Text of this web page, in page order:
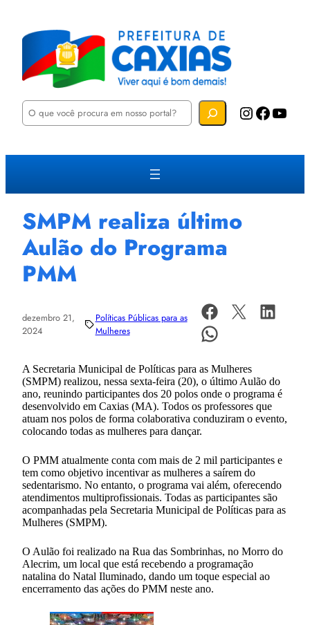
P
u
a
Instagram Facebook YouTube
SMPM realiza último
Aulão do Programa
PMM
dezembro 21,
2024
Políticas Públicas para as
Mulheres
A Secretaria Municipal de Políticas para as Mulheres
(SMPM) realizou, nessa sexta-feira (20), o último Aulão do
ano, reunindo participantes dos 20 polos onde o programa é
desenvolvido em Caxias (MA). Todos os professores que
atuam nos polos de forma colaborativa conduziram o evento,
colocando todas as mulheres para dançar.
O PMM atualmente conta com mais de 2 mil participantes e
tem como objetivo incentivar as mulheres a saírem do
sedentarismo. No entanto, o programa vai além, oferecendo
atendimentos multiprofissionais. Todas as participantes são
acompanhadas pela Secretaria Municipal de Políticas para as
Mulheres (SMPM).
O Aulão foi realizado na Rua das Sombrinhas, no Morro do
Alecrim, um local que está recebendo a programação
natalina do Natal Iluminado, dando um toque especial ao
encerramento das ações do PMM neste ano.